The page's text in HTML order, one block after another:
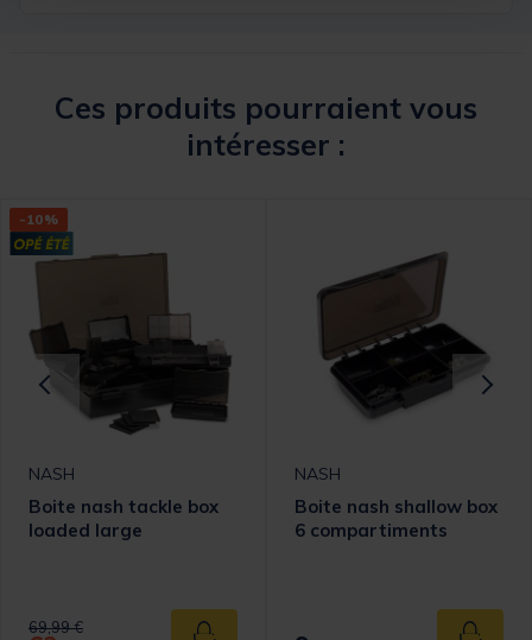
Ces produits pourraient vous
intéresser :
-10%
NASH
Boite nash tackle box
loaded large
Price reduced from
69,99 €to
NASH
Boite nash shallow box
6 compartiments